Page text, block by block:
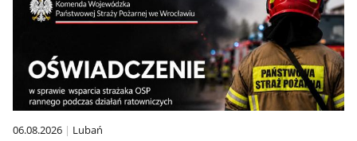
06.08.2026 Lubań